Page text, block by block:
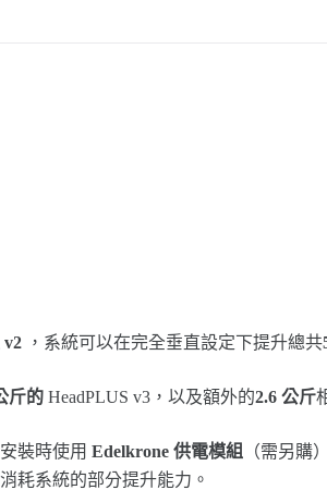
v2，系統可以在完全垂直設定下提升總共
斤的HeadPLUS v3，以及額外的2.6 公斤
裝時使用 Edelkrone 供電模組 （需另購
耗系統的部分提升能力。